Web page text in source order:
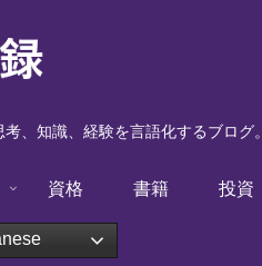
、知識、経験を言語化するブログ。
資格 書籍 投資